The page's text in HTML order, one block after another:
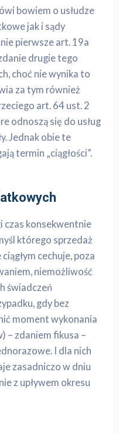
bowiem o usłudze
jak i sądy
pierwsze art. 19a
drugie tego
choć nie wynika to
za tym również
art. 64 ust. 2
odnoszą się do usług
Jednak obie te
termin „ciągłości”.
czas konsekwentnie
którego sprzedaż
cechuje, poza
niemożliwość
świadczeń
gdy bez
moment wykonania
– zdaniem fikusa –
I dla nich
zasadniczo w dniu
z upływem okresu